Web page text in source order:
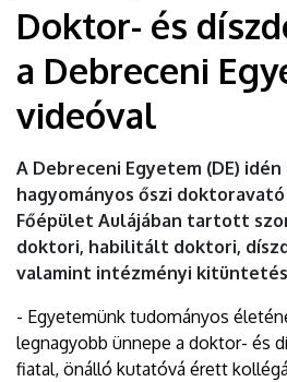
videóval
DEBRECENI
EGYETEM
Doktor- és
a Debreceni
videóval
A Debreceni Egyetem (DE)
hagyományos őszi
Főépület Aulájában tartott
doktori, habilitált doktori,
valamint intézményi
- Egyetemünk tudományos
legnagyobb ünnepe a doktor- és
fiatal, önálló kutatóvá érett